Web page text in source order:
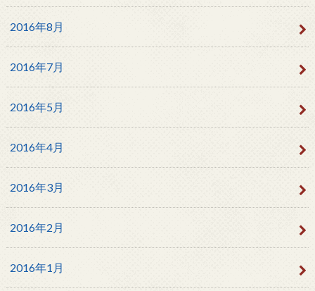
2016年8月
2016年7月
2016年5月
2016年4月
2016年3月
2016年2月
2016年1月